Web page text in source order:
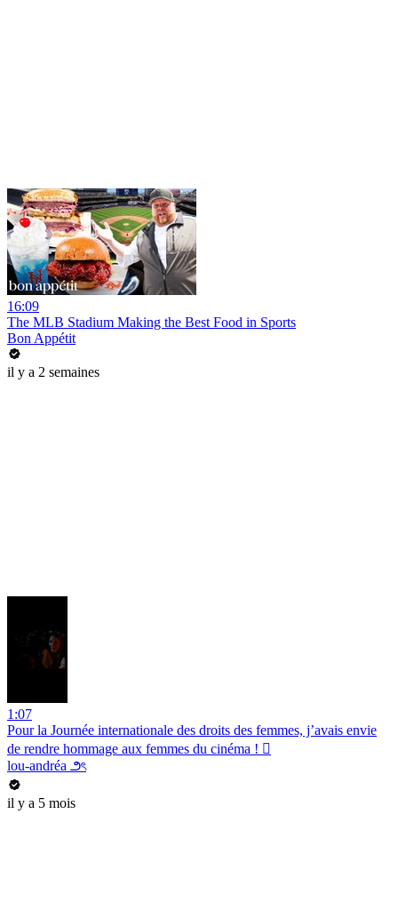
16:09
The MLB Stadium Making the Best Food in Sports
Bon Appétit
il y a 2 semaines
1:07
Pour la Journée internationale des droits des femmes, j’avais envie
de rendre hommage aux femmes du cinéma ! 🏼
lou-andréa ౨ৎ
il y a 5 mois